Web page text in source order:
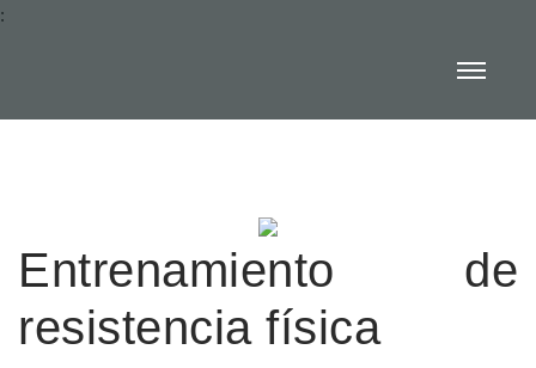
:
Entrenamiento de
resistencia física